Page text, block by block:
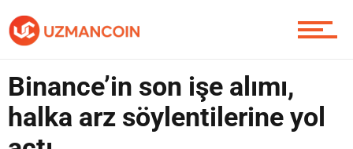
Yazarlardan
Piyasa
Binance’in son işe alımı,
halka arz söylentilerine yol